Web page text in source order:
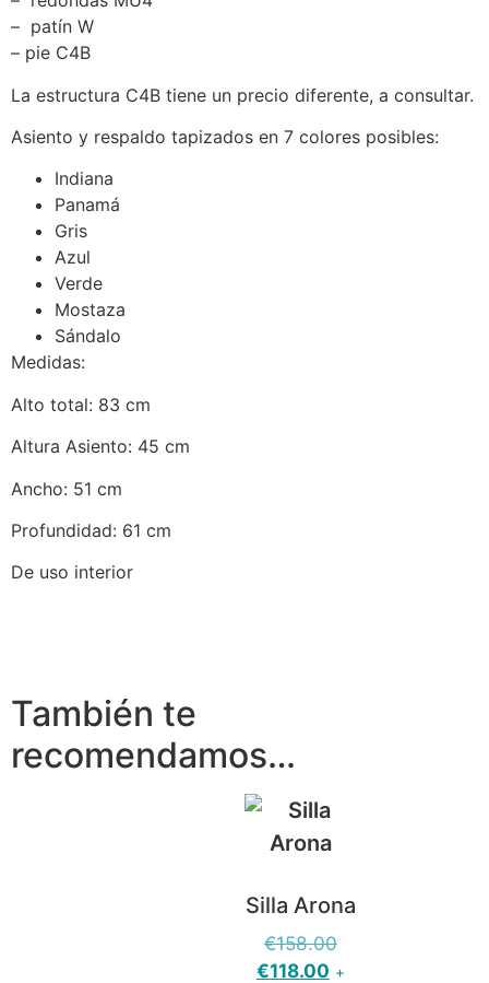
– patín W
– pie C4B
La estructura C4B tiene un precio diferente, a consultar.
Asiento y respaldo tapizados en 7 colores posibles:
Indiana
Panamá
Gris
Azul
Verde
Mostaza
Sándalo
Medidas:
Alto total: 83 cm
Altura Asiento: 45 cm
Ancho: 51 cm
Profundidad: 61 cm
De uso interior
También te
recomendamos…
Silla Arona
€158.00
€118.00 +